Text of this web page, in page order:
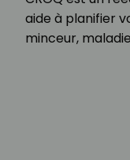
aide à planifier
minceur,